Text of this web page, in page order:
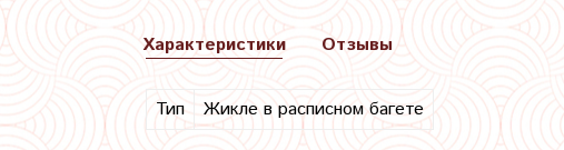
Характеристики
Тип Жикле в расписном багете
Отзывы